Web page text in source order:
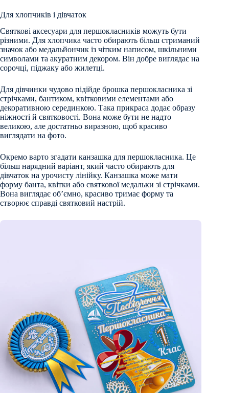
Для хлопчиків і дівчаток
Святкові аксесуари для першокласників можуть бути
різними. Для хлопчика часто обирають більш стриманий
значок або медальйончик із чітким написом, шкільними
символами та акуратним декором. Він добре виглядає на
сорочці, піджаку або жилетці.
Для дівчинки чудово підійде брошка першокласника зі
стрічками, бантиком, квітковими елементами або
декоративною серединкою. Така прикраса додає образу
ніжності й святковості. Вона може бути не надто
великою, але достатньо виразною, щоб красиво
виглядати на фото.
Окремо варто згадати канзашка для першокласника. Це
більш нарядний варіант, який часто обирають для
дівчаток на урочисту лінійку. Канзашка може мати
форму банта, квітки або святкової медальки зі стрічками.
Вона виглядає об’ємно, красиво тримає форму та
створює справді святковий настрій.